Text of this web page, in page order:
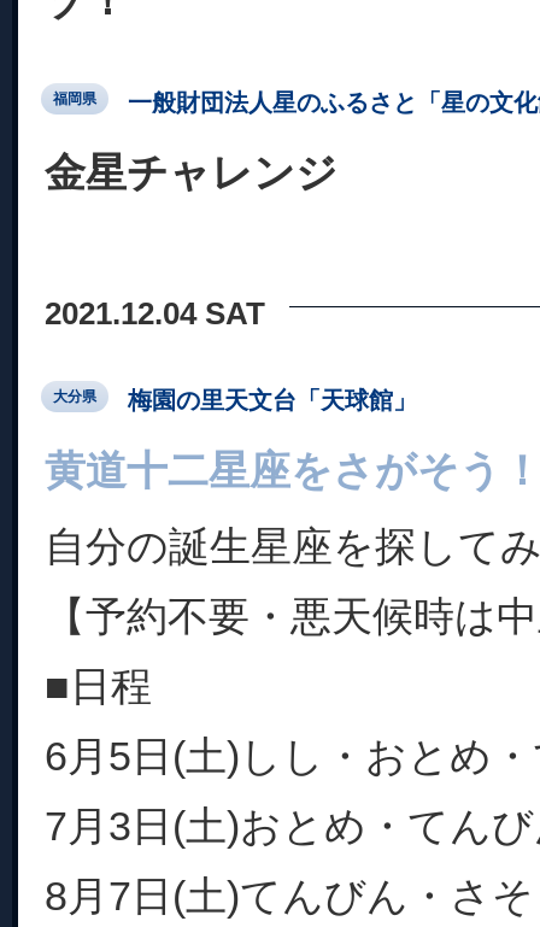
福岡県 一般財団法人星のふるさと「星の文
金星チャレンジ
2021.12.04 SAT
大分県 梅園の里天文台「天球館」
黄道十二星座をさがそう
自分の誕生星座を探して
【予約不要・悪天候時は
■日程
6月5日(土)しし・おとめ
7月3日(土)おとめ・てん
8月7日(土)てんびん・さ